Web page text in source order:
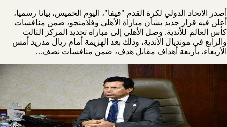
أصدر الاتحاد الدولي لكرة القدم "فيفا"، اليوم الخميس، بيانا رسميا،
أعلن فيه قرار جديد بشأن مباراة الأهلي وفلامنجو، ضمن منافسات
كأس العالم للأندية. وصل الأهلي إلى مباراة تحديد المركز الثالث
والرابع في مونديال الأندية، وذلك بعد الهزيمة أمام ريال مدريد أمس
الأربعاء، بأربعة أهداف مقابل هدف، ضمن منافسات نصف...